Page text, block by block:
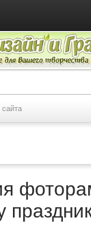
сайта